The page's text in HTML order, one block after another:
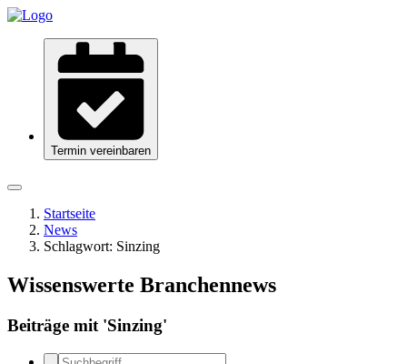
Termin vereinbaren
Startseite
News
Schlagwort: Sinzing
Wissenswerte Branchennews
Beiträge mit 'Sinzing'